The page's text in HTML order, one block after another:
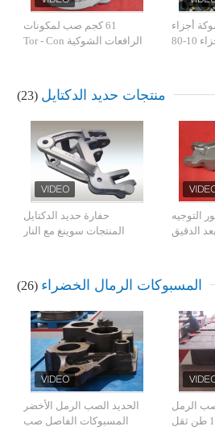
61 كجم صب لمكونات
الرافعات الشوكية Tor - Con
أجزاء
الشاحنة بالقطع أجزاء 10-80
منتجات حديد الدكتايل (23)
حفارة حديد الدكتايل
المنتجات سوينغ مع النار
التوجيه
الدقيق
المسبوكات الرمال الخضراء (26)
الحديد الصب الرمل الأخضر
المسبوكات الفاصل صب
الرمل
رمادي حديد 10 طن ثقل